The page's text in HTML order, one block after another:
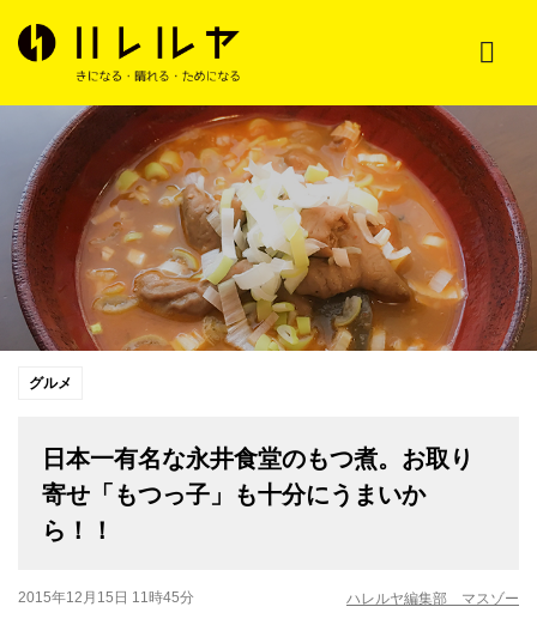
グルメ
日本一有名な永井食堂のもつ煮。お取り
寄せ「もつっ子」も十分にうまいか
ら！！
2015年12月15日 11時45分 ハレルヤ編集部 マスゾー